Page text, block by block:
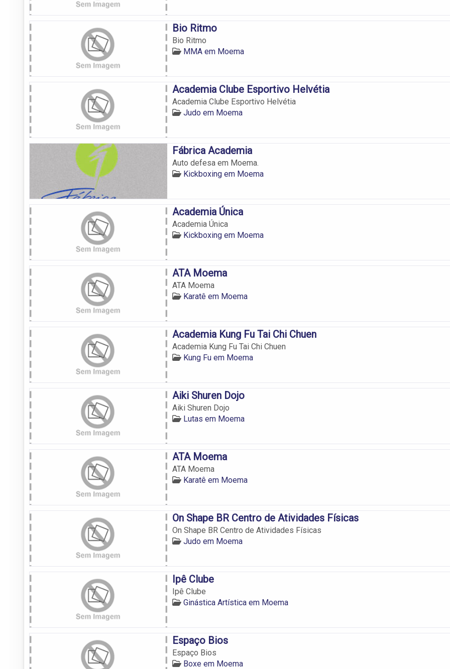
Bio Ritmo
Bio Ritmo
MMA em Moema
Academia Clube Esportivo Helvétia
Academia Clube Esportivo Helvétia
Judo em Moema
Fábrica Academia
Auto defesa em Moema.
Kickboxing em Moema
Academia Única
Academia Única
Kickboxing em Moema
ATA Moema
ATA Moema
Karatê em Moema
Academia Kung Fu Tai Chi Chuen
Academia Kung Fu Tai Chi Chuen
Kung Fu em Moema
Aiki Shuren Dojo
Aiki Shuren Dojo
Lutas em Moema
ATA Moema
ATA Moema
Karatê em Moema
On Shape BR Centro de Atividades Físicas
On Shape BR Centro de Atividades Físicas
Judo em Moema
Ipê Clube
Ipê Clube
Ginástica Artística em Moema
Espaço Bios
Espaço Bios
Boxe em Moema